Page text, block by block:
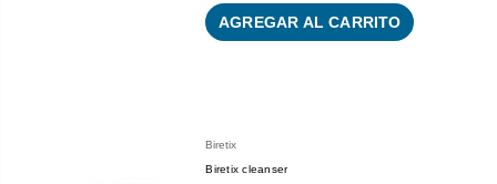
AGREGAR AL CARRITO
Biretix
Biretix cleanser